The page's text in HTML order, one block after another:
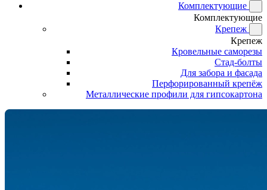
Комплектующие
Комплектующие
Крепеж
Крепеж
Кровельные саморезы
Стад-болты
Для забора и фасада
Перфорированный крепёж
Металлические профили для гипсокартона